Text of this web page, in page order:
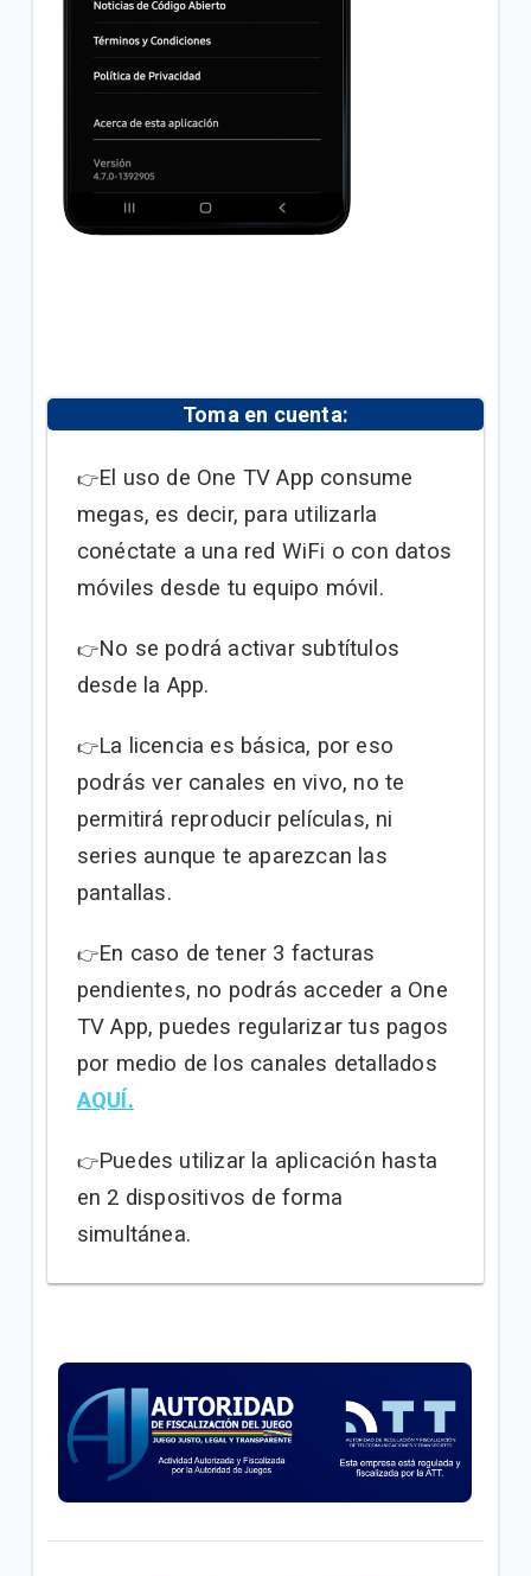
Toma en cuenta:
👉El uso de One TV App consume
megas, es decir, para utilizarla
conéctate a una red WiFi o con datos
móviles desde tu equipo móvil.
👉No se podrá activar subtítulos
desde la App.
👉La licencia es básica, por eso
podrás ver canales en vivo, no te
permitirá reproducir películas, ni
series aunque te aparezcan las
pantallas.
👉En caso de tener 3 facturas
pendientes, no podrás acceder a One
TV App, puedes regularizar tus pagos
por medio de los canales detallados
AQUÍ.
👉Puedes utilizar la aplicación hasta
en 2 dispositivos de forma
simultánea.